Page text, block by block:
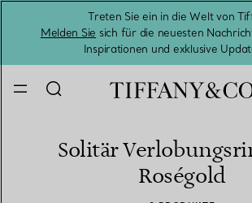
Treten Sie ein in die Welt von
Melden Sie sich für die neuesten
Inspirationen und exklusive
Solitär
Roségold